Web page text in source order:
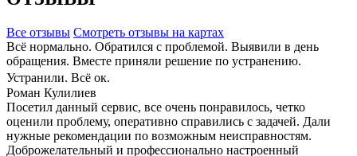
Все отзывы Cмотреть отзывы на картах
Всё нормально. Обратился с проблемой. Выявили в день
обращения. Вместе приняли решение по устранению.
Устранили. Всё ок.
Роман Кулилиев
Посетил данный сервис, все очень понравилось, четко
оценили проблему, оперативно справились с задачей. Дали
нужные рекомендации по возможным неисправностям.
Доброжелательный и профессионально настроенный